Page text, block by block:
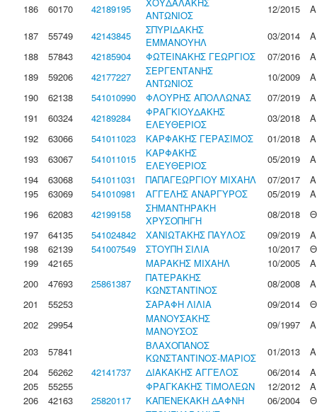
186
60170 42189195
ΑΝΤΩΝΙΟΣ
12/2015
Α
187
55749 42143845
ΣΠΥΡΙΔΑΚΗΣ
ΕΜΜΑΝΟΥΗΛ
03/2014
Α
188
57843 42185904 ΦΩΤΕΙΝΑΚΗΣ ΓΕΩΡΓΙΟΣ 07/2016
Α
189
59206 42177227
ΣΕΡΓΕΝΤΑΝΗΣ
ΑΝΤΩΝΙΟΣ
10/2009
Α
190
62138 541010990 ΦΛΟΥΡΗΣ ΑΠΟΛΛΩΝΑΣ 07/2019
Α
191
60324 42189284
ΦΡΑΓΚΙΟΥΔΑΚΗΣ
ΕΛΕΥΘΕΡΙΟΣ
03/2018
Α
192
63066 541011023 ΚΑΡΦΑΚΗΣ ΓΕΡΑΣΙΜΟΣ 01/2018
Α
193
63067 541011015
ΚΑΡΦΑΚΗΣ
ΕΛΕΥΘΕΡΙΟΣ
05/2019
Α
194
63068 541011031 ΠΑΠΑΓΕΩΡΓΙΟΥ ΜΙΧΑΗΛ 07/2017
Α
195
63069 541010981 ΑΓΓΕΛΗΣ ΑΝΑΡΓΥΡΟΣ 05/2019
Α
196
62083 42199158
ΣΗΜΑΝΤΗΡΑΚΗ
ΧΡΥΣΟΠΗΓΗ
08/2018
Θ
197
64135 541024842 ΧΑΝΙΩΤΑΚΗΣ ΠΑΥΛΟΣ 09/2019
Α
198
62139 541007549 ΣΤΟΥΠΗ ΣΙΛΙΑ 10/2017
Θ
199
42165 ΜΑΡΑΚΗΣ ΜΙΧΑΗΛ 10/2005
Α
200
47693 25861387
ΠΑΤΕΡΑΚΗΣ
ΚΩΝΣΤΑΝΤΙΝΟΣ
08/2008
Α
201
55253 ΣΑΡΑΦΗ ΛΙΛΙΑ 09/2014
Θ
202
29954
ΜΑΝΟΥΣΑΚΗΣ
ΜΑΝΟΥΣΟΣ
09/1997
Α
203
57841
ΒΛΑΧΟΠΑΝΟΣ
ΚΩΝΣΤΑΝΤΙΝΟΣ-ΜΑΡΙΟΣ
01/2013
Α
204
56262 42141737 ΔΙΑΚΑΚΗΣ ΑΓΓΕΛΟΣ 06/2014
Α
205
55255 ΦΡΑΓΚΑΚΗΣ ΤΙΜΟΛΕΩΝ 12/2012
Α
206
42163 25820117 ΚΑΠΕΝΕΚΑΚΗ ΔΑΦΝΗ 06/2004
Θ